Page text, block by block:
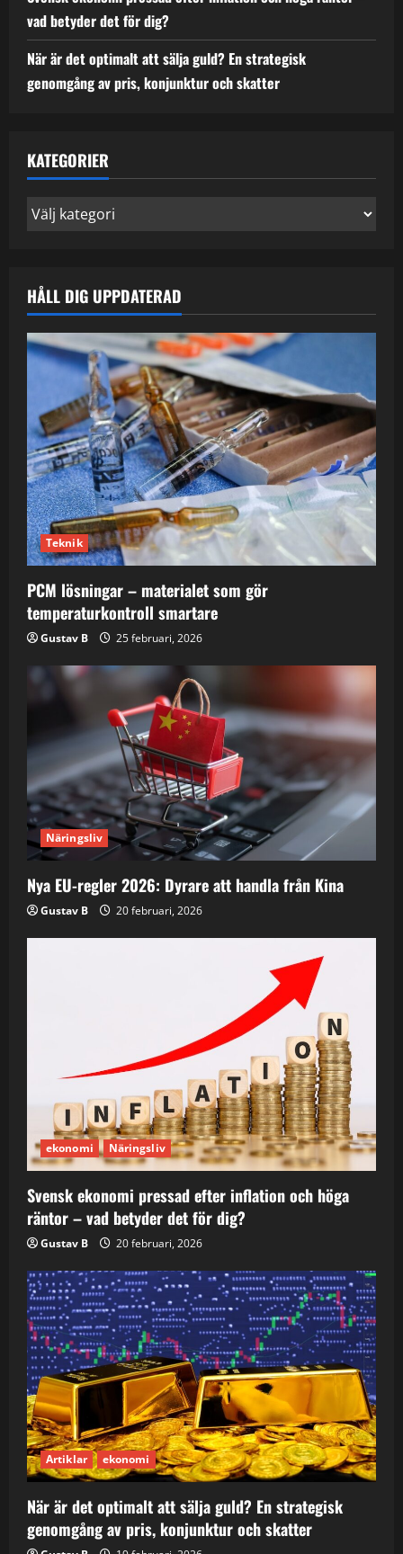
vad betyder det för dig?
När är det optimalt att sälja guld? En strategisk
genomgång av pris, konjunktur och skatter
KATEGORIER
Kategorier
HÅLL DIG UPPDATERAD
Teknik
PCM lösningar – materialet som gör
temperaturkontroll smartare
Gustav B 25 februari, 2026
Näringsliv
Nya EU-regler 2026: Dyrare att handla från Kina
Gustav B 20 februari, 2026
ekonomi Näringsliv
Svensk ekonomi pressad efter inflation och höga
räntor – vad betyder det för dig?
Gustav B 20 februari, 2026
Artiklar ekonomi
När är det optimalt att sälja guld? En strategisk
genomgång av pris, konjunktur och skatter